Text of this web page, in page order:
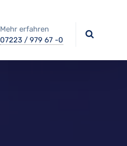
Mehr erfahren
07223 / 979 67 -0